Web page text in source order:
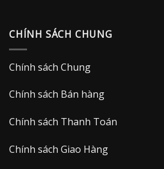
CHÍNH SÁCH CHUNG
Chính sách Chung
Chính sách Bán hàng
Chính sách Thanh Toán
Chính sách Giao Hàng